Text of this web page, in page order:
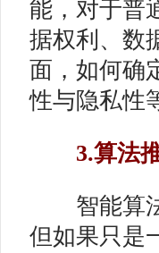
能，对于普
据权利、数
面，如何确
性与隐私性
3.算法推
智能算法
但如果只是